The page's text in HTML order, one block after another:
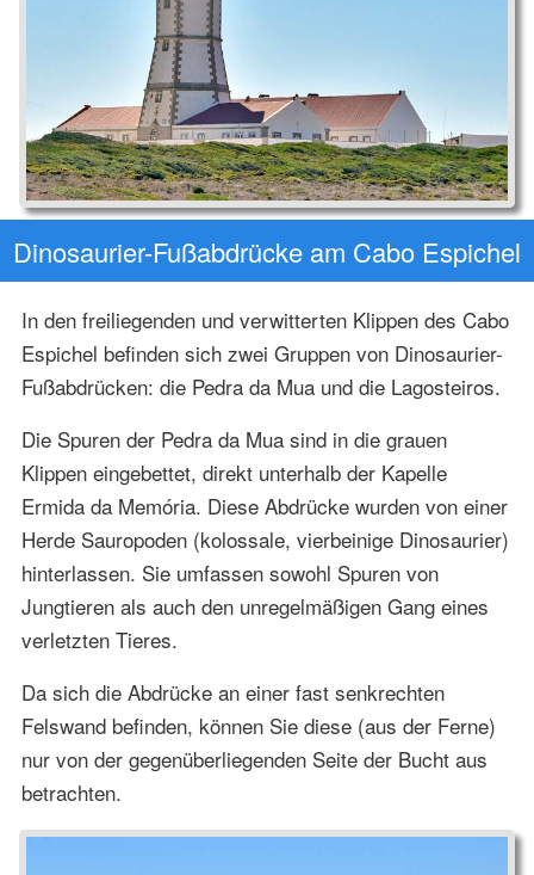
Dinosaurier-Fußabdrücke am Cabo Espichel
In den freiliegenden und verwitterten Klippen des Cabo
Espichel befinden sich zwei Gruppen von Dinosaurier-
Fußabdrücken: die Pedra da Mua und die Lagosteiros.
Die Spuren der Pedra da Mua sind in die grauen
Klippen eingebettet, direkt unterhalb der Kapelle
Ermida da Memória. Diese Abdrücke wurden von einer
Herde Sauropoden (kolossale, vierbeinige Dinosaurier)
hinterlassen. Sie umfassen sowohl Spuren von
Jungtieren als auch den unregelmäßigen Gang eines
verletzten Tieres.
Da sich die Abdrücke an einer fast senkrechten
Felswand befinden, können Sie diese (aus der Ferne)
nur von der gegenüberliegenden Seite der Bucht aus
betrachten.